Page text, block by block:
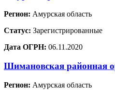
Регион: Амурская область
Статус: Зарегистрированные
Дата ОГРН: 06.11.2020
Шимановская районная
Регион: Амурская область